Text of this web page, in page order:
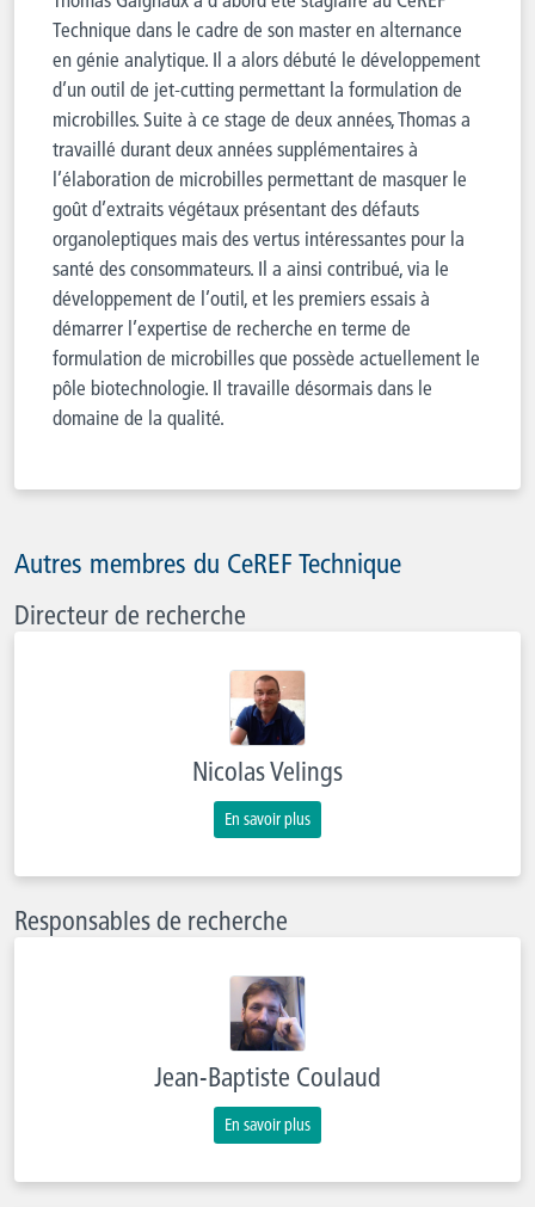
Technique dans le cadre de son master en alternance
en génie analytique. Il a alors débuté le développement
d’un outil de jet-cutting permettant la formulation de
microbilles. Suite à ce stage de deux années, Thomas a
travaillé durant deux années supplémentaires à
l’élaboration de microbilles permettant de masquer le
goût d’extraits végétaux présentant des défauts
organoleptiques mais des vertus intéressantes pour la
santé des consommateurs. Il a ainsi contribué, via le
développement de l’outil, et les premiers essais à
démarrer l’expertise de recherche en terme de
formulation de microbilles que possède actuellement le
pôle biotechnologie. Il travaille désormais dans le
domaine de la qualité.
Autres membres du CeREF Technique
Directeur de recherche
Nicolas Velings
En savoir plus
Responsables de recherche
Jean-Baptiste Coulaud
En savoir plus